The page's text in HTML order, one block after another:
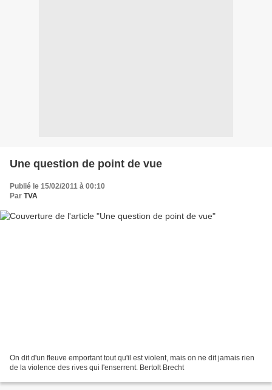
Une question de point de vue
Publié le 15/02/2011 à 00:10
Par TVA
On dit d'un fleuve emportant tout qu'il est violent, mais on ne dit jamais rien
de la violence des rives qui l'enserrent. Bertolt Brecht